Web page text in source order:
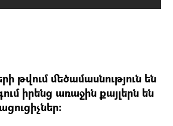
թվում մեծամասնություն են
իրենց առաջին քայլերն են